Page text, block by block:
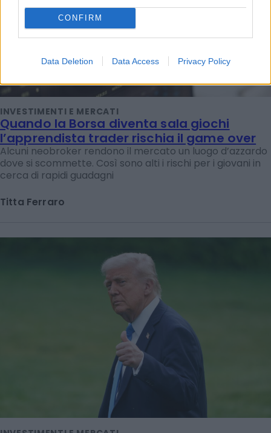
CONFIRM
Data Deletion Data Access Privacy Policy
INVESTIMENTI E MERCATI
Quando la Borsa diventa sala giochi
l’apprendista trader rischia il game over
Alcuni neobroker rendono il mercato un luogo d’azzardo
dove si scommette. Così sono alti i rischi per i giovani in
cerca di rapidi guadagni
Titta Ferraro